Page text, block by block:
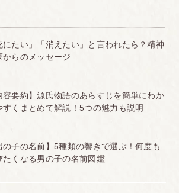
にたい」「消えたい」と言われたら？精神
からのメッセージ
容要約】源氏物語のあらすじを簡単にわか
すくまとめて解説！5つの魅力も説明
の子の名前】5種類の響きで選ぶ！何度も
たくなる男の子の名前図鑑